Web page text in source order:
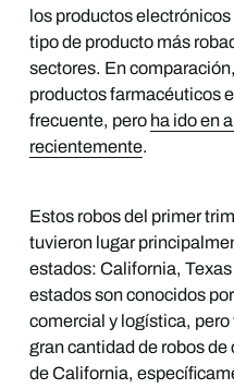
los productos
tipo de producto más
sectores. En
productos farmacéuticos
frecuente, pero ha ido en
recientemente.
Estos robos del primer
tuvieron lugar
estados: California,
estados son conocidos
comercial y logística, pero
gran cantidad de robos de
de California,